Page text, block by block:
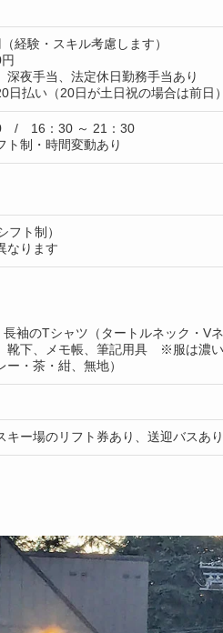
経験・スキル考慮します）
深夜手当、法定休日勤務手当あり
払い（20日が土日祝の場合は前日）
/ 16：30 ～ 21：30
制・時間変動あり
フト制）
なります
袖のTシャツ（タートルネック・V
靴下、メモ帳、筆記用具 ※服は濃
ー・茶・紺、無地）
キー場のリフト券あり、送迎バスあり